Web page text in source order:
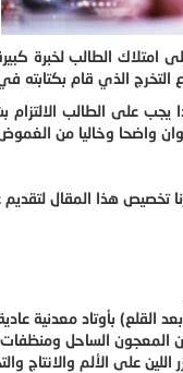
امتلاك الطالب لخبرة
الذي قام بكتابته
يجب على الطالب
واضحا وخاليا من
تخصيص هذا المقال
القلع) بأوتاد معدنية
المعجون الساحل ومنظفات
اللين على الألم